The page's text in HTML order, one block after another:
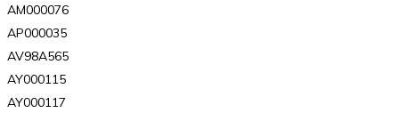
AM000076
AP000035
AV98A565
AY000115
AY000117